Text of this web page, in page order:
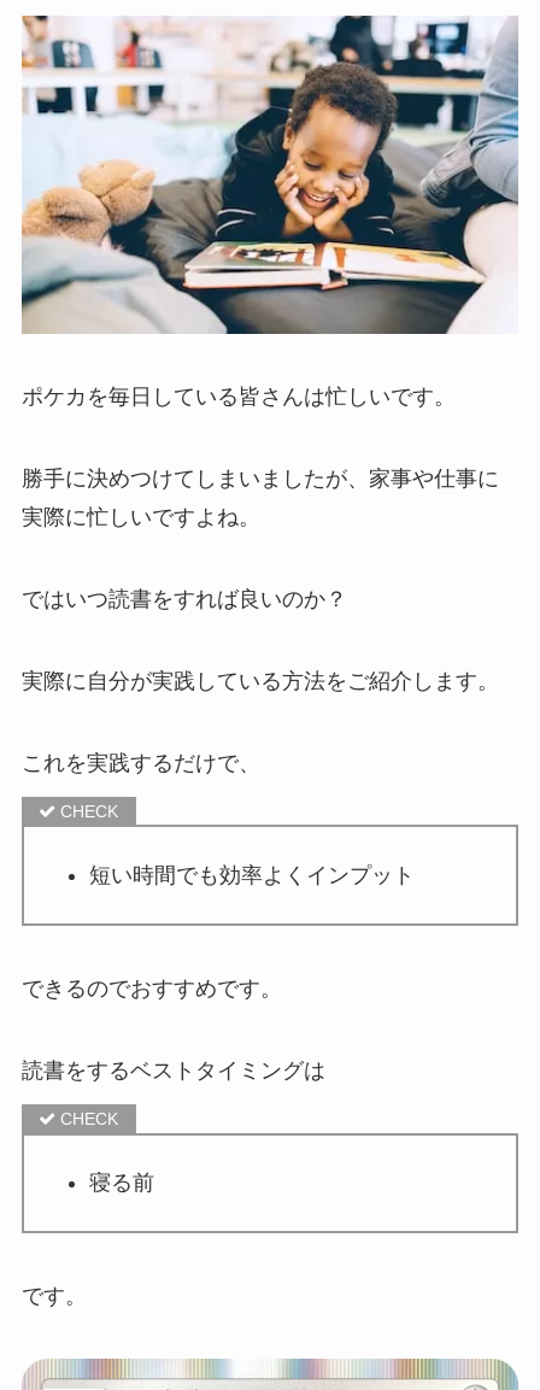
ポケカを毎日している皆さんは忙しいです。
勝手に決めつけてしまいましたが、家事や仕事に
実際に忙しいですよね。
ではいつ読書をすれば良いのか？
実際に自分が実践している方法をご紹介します。
これを実践するだけで、
短い時間でも効率よくインプット
できるのでおすすめです。
読書をするベストタイミングは
寝る前
です。